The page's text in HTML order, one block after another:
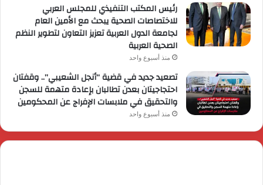
رئيس المكتب التنفيذي للمجلس العربي
للاختصاصات الصحية يبحث مع الأمين العام
لجامعة الدول العربية تعزيز التعاون لتطوير النظم
الصحية العربية
منذ أسبوع واحد
تصعيد جديد في قضية “أنجل الشعيبي”.. وقفتان
احتجاجيتان بعدن تطالبان بإعادة متهمة للسجن
والتحقيق في ملابسات الإفراج عن المحكومين
منذ أسبوع واحد